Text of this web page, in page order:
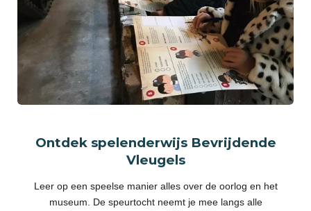
Ontdek spelenderwijs Bevrijdende
Vleugels
Leer op een speelse manier alles over de oorlog en het
museum. De speurtocht neemt je mee langs alle